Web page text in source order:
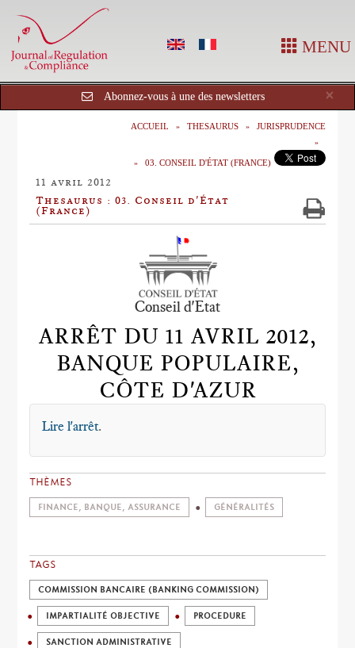
MENU
×
Abonnez-vous à une des newsletters
ACCUEIL THESAURUS JURISPRUDENCE
03. CONSEIL D'ÉTAT (FRANCE)
11 avril 2012
Thesaurus : 03. Conseil d'État
(France)
Conseil d'Etat
ARRÊT DU 11 AVRIL 2012,
BANQUE POPULAIRE,
CÔTE D'AZUR
Lire l'arrêt.
THÈMES
FINANCE, BANQUE, ASSURANCE GÉNÉRALITÉS
TAGS
COMMISSION BANCAIRE (BANKING COMMISSION)
IMPARTIALITÉ OBJECTIVE PROCEDURE
SANCTION ADMINISTRATIVE